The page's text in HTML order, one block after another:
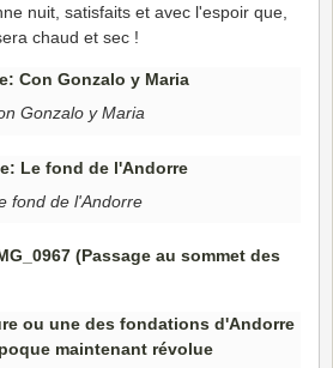
nuit, satisfaits et avec l'espoir que,
chaud et sec !
Gonzalo y Maria
fond de l'Andorre